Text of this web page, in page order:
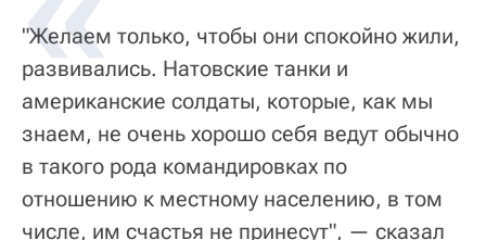
"Желаем только, чтобы они спокойно жили,
развивались. Натовские танки и
американские солдаты, которые, как мы
знаем, не очень хорошо себя ведут обычно
в такого рода командировках по
отношению к местному населению, в том
числе, им счастья не принесут", — сказал